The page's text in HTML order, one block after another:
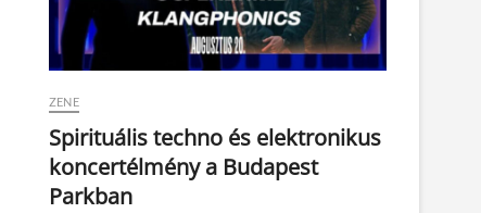
ZENE
Spirituális techno és elektronikus
koncertélmény a Budapest
Parkban